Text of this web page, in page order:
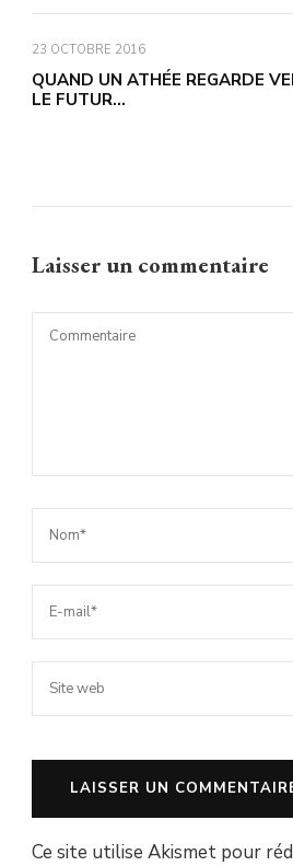
23 OCTOBRE 2016
QUAND UN ATHÉE REGARDE
LE FUTUR…
Laisser un commentaire
Ce site utilise Akismet pour